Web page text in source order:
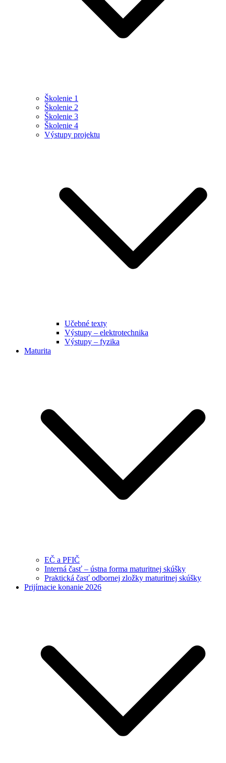
Školenie 1
Školenie 2
Školenie 3
Školenie 4
Výstupy projektu
Učebné texty
Výstupy – elektrotechnika
Výstupy – fyzika
Maturita
EČ a PFIČ
Interná časť – ústna forma maturitnej skúšky
Praktická časť odbornej zložky maturitnej skúšky
Prijímacie konanie 2026